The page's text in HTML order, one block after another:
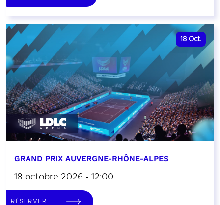
18 Oct.
GRAND PRIX AUVERGNE-RHÔNE-ALPES
18 octobre 2026 - 12:00
RÉSERVER